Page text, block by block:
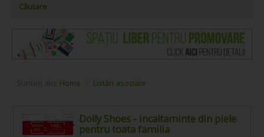
Căutare
Home Listări asociate
Dolly Shoes - incaltaminte din piele
pentru toata familia